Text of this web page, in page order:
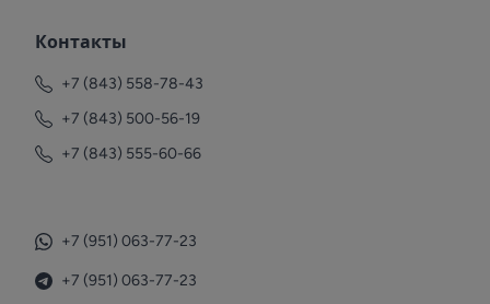
Контакты
+7 (843) 558-78-43
+7 (843) 500-56-19
+7 (843) 555-60-66
+7 (951) 063-77-23
+7 (951) 063-77-23